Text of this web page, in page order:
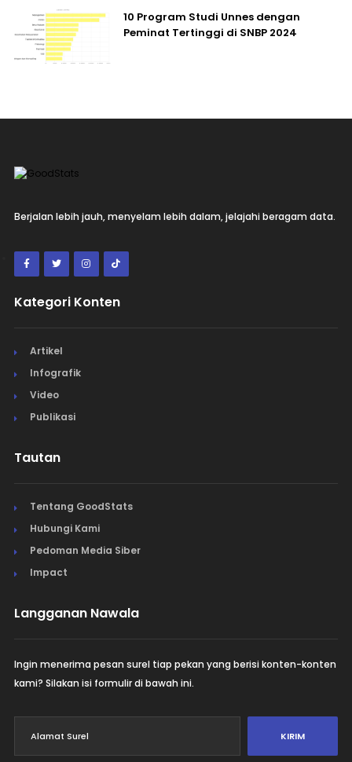
10 Program Studi Unnes dengan
Peminat Tertinggi di SNBP 2024
Berjalan lebih jauh, menyelam lebih dalam, jelajahi beragam data.
Kategori Konten
Artikel
Infografik
Video
Publikasi
Tautan
Tentang GoodStats
Hubungi Kami
Pedoman Media Siber
Impact
Langganan Nawala
Ingin menerima pesan surel tiap pekan yang berisi konten-konten
kami? Silakan isi formulir di bawah ini.
KIRIM